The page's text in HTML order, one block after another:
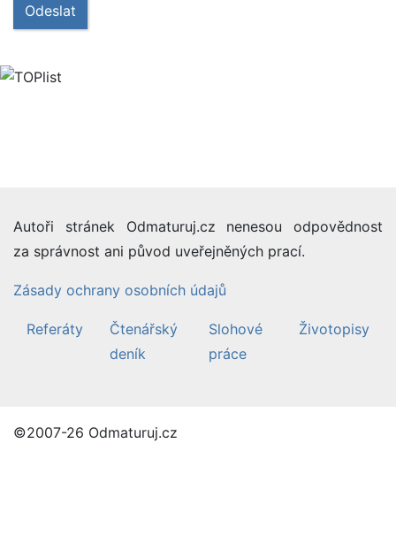
Odeslat
Autoři stránek Odmaturuj.cz nenesou odpovědnost
za správnost ani původ uveřejněných prací.
Zásady ochrany osobních údajů
Referáty
Čtenářský
deník
Slohové
práce
Životopisy
©2007-26 Odmaturuj.cz